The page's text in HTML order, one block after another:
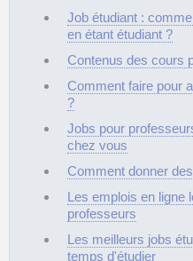
Job étudiant :
en étant étudiant ?
Contenus des cours
Comment faire pour
?
Jobs pour
chez vous
Comment donner
Les emplois en ligne
professeurs
Les meilleurs jobs
temps d'étudier